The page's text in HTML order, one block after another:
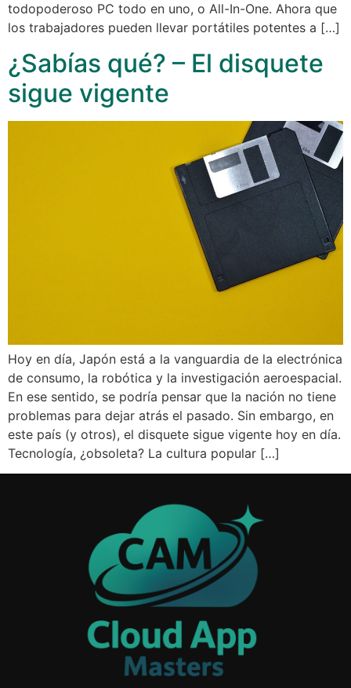
todopoderoso PC todo en uno, o All-In-One. Ahora que
los trabajadores pueden llevar portátiles potentes a […]
¿Sabías qué? – El disquete
sigue vigente
Hoy en día, Japón está a la vanguardia de la electrónica
de consumo, la robótica y la investigación aeroespacial.
En ese sentido, se podría pensar que la nación no tiene
problemas para dejar atrás el pasado. Sin embargo, en
este país (y otros), el disquete sigue vigente hoy en día.
Tecnología, ¿obsoleta? La cultura popular […]